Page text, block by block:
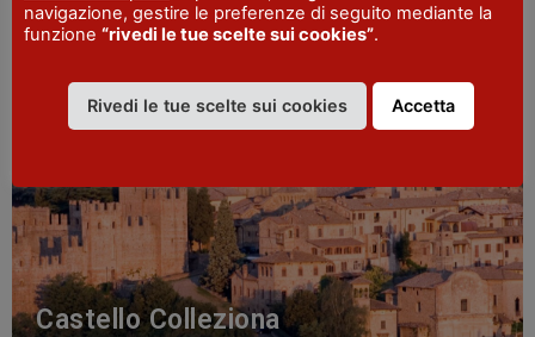
FIERE E MOSTRE MERCATO
Castello Colleziona
navigazione, gestire le preferenze di seguito mediante la
funzione “rivedi le tue scelte sui cookies”.
Rivedi le tue scelte sui cookies Accetta